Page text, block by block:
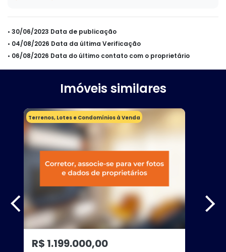
• 30/06/2023 Data de publicação
• 04/08/2026 Data da última Verificação
• 06/08/2026 Data do último contato com o proprietário
Imóveis similares
Terrenos, Lotes e Condomínios à Venda
R$ 1.199.000,00